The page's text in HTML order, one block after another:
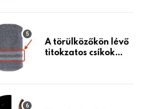
A törülközőkön lévő
titokzatos csíkok